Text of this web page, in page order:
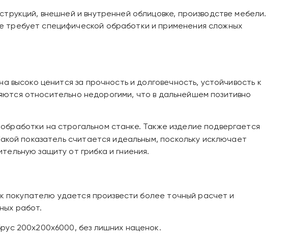
внешней и внутренней облицовке, производстве мебели.
специфической обработки и применения сложных
высоко ценится за прочность и долговечность, устойчивость к
относительно недорогими, что в дальнейшем позитивно
на строгальном станке. Также изделие подвергается
показатель считается идеальным, поскольку исключает
защиту от грибка и гниения.
покупателю удается произвести более точный расчет и
работ.
200х200х6000, без лишних наценок.